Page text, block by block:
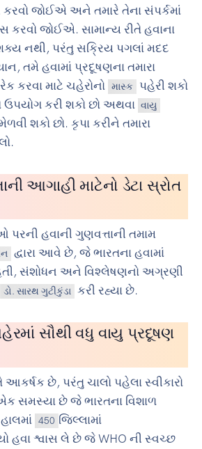
જોઈએ અને તમારે તેના સંપર્કમાં
કરવો જોઈએ. સામાન્ય રીતે હવાના
નથી, પરંતુ સક્રિય પગલાં મદદ
તમે હવામાં પ્રદૂષણના તમારા
કરવા માટે ચહેરોનો માસ્ક પહેરી શકો
ઉપયોગ કરી શકો છો અથવા વાયુ
શકો છો. કૃપા કરીને તમારા
આગાહી માટેનો ડેટા સ્રોત
હવાની ગુણવત્તાની તમામ
દ્વારા આવે છે, જે ભારતના હવામાં
સંશોધન અને વિશ્લેષણનો અગ્રણી
ડો. સારથ ગુટીકુંડા કરી રહ્યા છે.
સૌથી વધુ વાયુ પ્રદૂષણ
આકર્ષક છે, પરંતુ ચાલો પહેલા સ્વીકારો
સમસ્યા છે જે ભારતના વિશાળ
450 જિલ્લામાં
હવા શ્વાસ લે છે જે WHO ની સ્વચ્છ